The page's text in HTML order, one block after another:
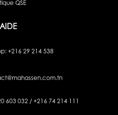
QSE
AIDE
+216 29 214 538
603 032 / +216 74 214 111